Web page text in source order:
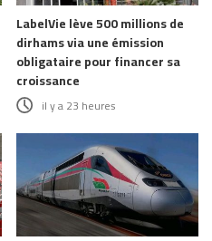
LabelVie lève 500 millions de
dirhams via une émission
obligataire pour financer sa
croissance
il y a 23 heures